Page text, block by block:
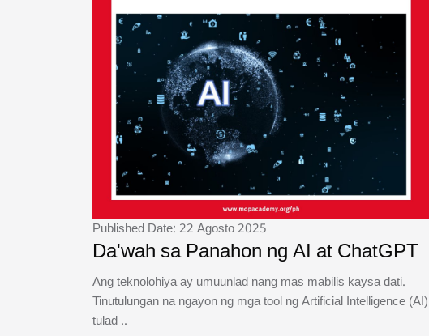
Published Date: 22 Agosto 2025
Da'wah sa Panahon ng AI at ChatGPT
Ang teknolohiya ay umuunlad nang mas mabilis kaysa dati.
Tinutulungan na ngayon ng mga tool ng Artificial Intelligence (AI)
tulad ..